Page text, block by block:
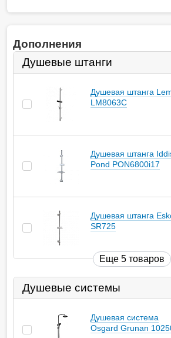
Дополнения
Душевые штанги
Душевая штанга
LM8063C
Душевая штанга
Pond PON6800i17
Душевая штанга
SR725
Еще 5 товаров
Душевые системы
Душевая система
Osgard Grunan